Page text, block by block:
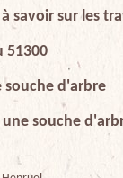
savoir sur les
51300
souche d'arbre
souche